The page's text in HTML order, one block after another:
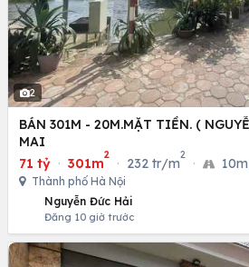
2
BÁN 301M - 20M.MẶT TIỀN. (
MAI
71 tỷ · 301m
2
· 232 tr/m
2
· 10m
Thành phố Hà Nội
Nguyễn Đức Hải
Đăng 10 giờ trước